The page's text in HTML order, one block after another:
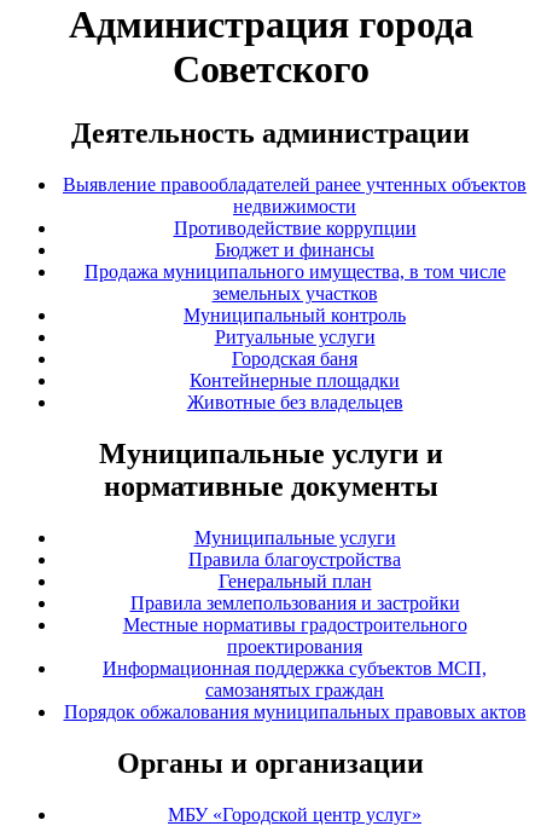
Администрация города
Советского
Деятельность администрации
Выявление правообладателей ранее учтенных объектов
недвижимости
Противодействие коррупции
Бюджет и финансы
Продажа муниципального имущества, в том числе
земельных участков
Муниципальный контроль
Ритуальные услуги
Городская баня
Контейнерные площадки
Животные без владельцев
Муниципальные услуги и
нормативные документы
Муниципальные услуги
Правила благоустройства
Генеральный план
Правила землепользования и застройки
Местные нормативы градостроительного
проектирования
Информационная поддержка субъектов МСП,
самозанятых граждан
Порядок обжалования муниципальных правовых актов
Органы и организации
МБУ «Городской центр услуг»